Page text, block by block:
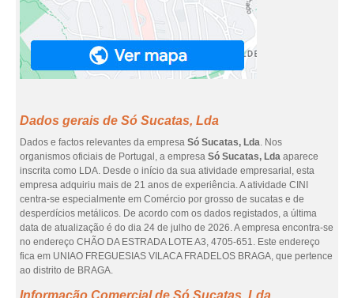
Dados gerais de Só Sucatas, Lda
Dados e factos relevantes da empresa Só Sucatas, Lda. Nos
organismos oficiais de Portugal, a empresa Só Sucatas, Lda aparece
inscrita como LDA. Desde o início da sua atividade empresarial, esta
empresa adquiriu mais de 21 anos de experiência. A atividade CINI
centra-se especialmente em Comércio por grosso de sucatas e de
desperdícios metálicos. De acordo com os dados registados, a última
data de atualização é do dia 24 de julho de 2026. A empresa encontra-se
no endereço CHÃO DA ESTRADA LOTE A3, 4705-651. Este endereço
fica em UNIAO FREGUESIAS VILACA FRADELOS BRAGA, que pertence
ao distrito de BRAGA.
Informação Comercial de Só Sucatas, Lda